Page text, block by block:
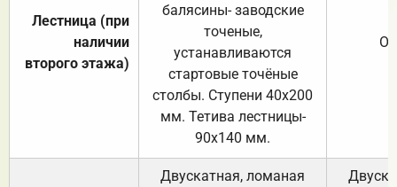
Лестница (при
наличии
второго этажа)
балясины- заводские
точеные,
устанавливаются
стартовые точёные
столбы. Ступени 40х200
мм. Тетива лестницы-
90х140 мм.
Двускатная, ломаная